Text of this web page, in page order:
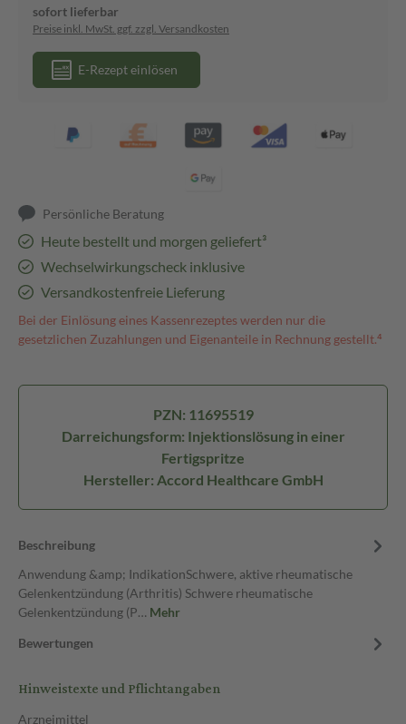
sofort lieferbar
Preise inkl. MwSt. ggf. zzgl. Versandkosten
E-Rezept einlösen
Persönliche Beratung
Heute bestellt und morgen geliefert³
Wechselwirkungscheck inklusive
Versandkostenfreie Lieferung
Bei der Einlösung eines Kassenrezeptes werden nur die
gesetzlichen Zuzahlungen und Eigenanteile in Rechnung gestellt.⁴
PZN: 11695519
Darreichungsform: Injektionslösung in einer
Fertigspritze
Hersteller: Accord Healthcare GmbH
Beschreibung
Anwendung &amp; IndikationSchwere, aktive rheumatische
Gelenkentzündung (Arthritis) Schwere rheumatische
Gelenkentzündung (P… Mehr
Bewertungen
Hinweistexte und Pflichtangaben
Arzneimittel